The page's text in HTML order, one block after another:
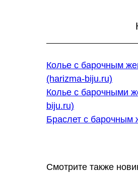
Колье с барочным
(harizma-biju.ru)
Колье с барочными
biju.ru)
Браслет с барочным
Смотрите также